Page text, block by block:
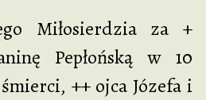
Miłosierdzia za +
Pepłońską w 10
++ ojca Józefa i